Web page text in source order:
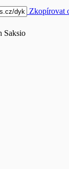
Saksio
Zkopírovat